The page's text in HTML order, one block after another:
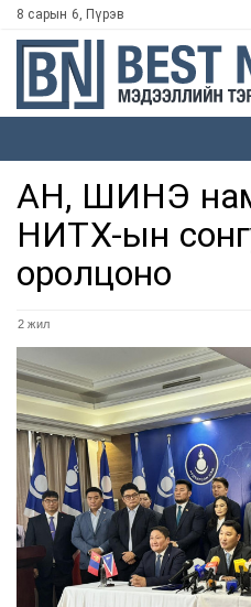
8 сарын 6, Пүрэв
АН, ШИНЭ
НИТХ-ын
оролцоно
2 жил